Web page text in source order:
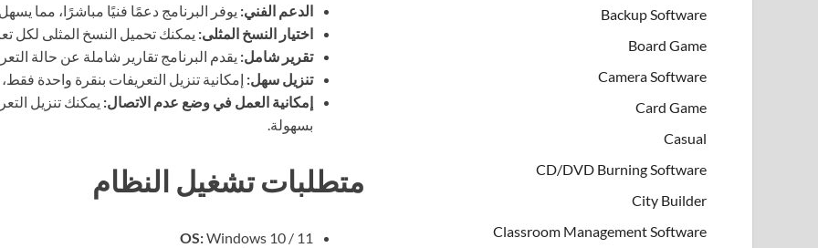
الدعم الفني: يوفر البرنامج دعمًا فنيًا مباشرًا، مما
اختيار النسخ المثلى: يمكنك تحميل النسخ المثلى لكل
تقرير شامل: يقدم البرنامج تقارير شاملة عن حالة
تنزيل سهل: إمكانية تنزيل التعريفات بنقرة واحدة
إمكانية العمل في وضع عدم الاتصال: يمكنك تنزيل
بسهولة.
متطلبات تشغيل النظام
OS:Windows 10 / 11
Backup Software
Board Game
Camera Software
Card Game
Casual
CD/DVD Burning Software
City Builder
Classroom Management Software